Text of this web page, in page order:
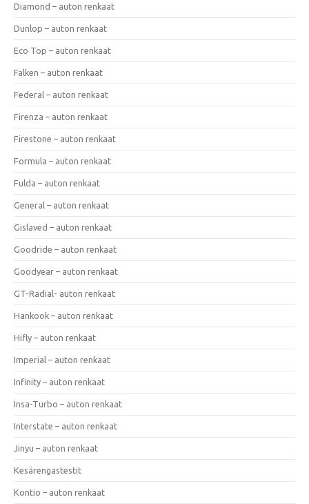
Diamond – auton renkaat
Dunlop – auton renkaat
Eco Top – auton renkaat
Falken – auton renkaat
Federal – auton renkaat
Firenza – auton renkaat
Firestone – auton renkaat
Formula – auton renkaat
Fulda – auton renkaat
General – auton renkaat
Gislaved – auton renkaat
Goodride – auton renkaat
Goodyear – auton renkaat
GT-Radial- auton renkaat
Hankook – auton renkaat
Hifly – auton renkaat
Imperial – auton renkaat
Infinity – auton renkaat
Insa-Turbo – auton renkaat
Interstate – auton renkaat
Jinyu – auton renkaat
Kesärengastestit
Kontio – auton renkaat